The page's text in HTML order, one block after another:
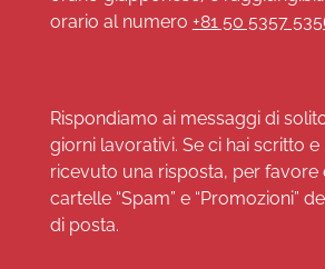
orario al numero +81 50 5357
Rispondiamo ai messaggi di
giorni lavorativi. Se ci hai scritto
ricevuto una risposta, per favore
cartelle “Spam” e “Promozioni”
di posta.